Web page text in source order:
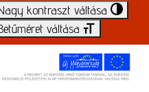
kontraszt váltása
váltása